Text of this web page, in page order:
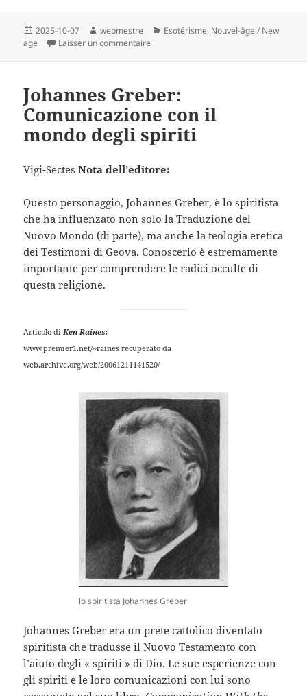
Publié
le
2025-10-07 Auteur
webmestre Catégories
Esotérisme, Nouvel-âge / New
age
Laisser un commentaire
Johannes Greber:
Comunicazione con il
mondo degli spiriti
Vigi-SectesNota dell’editore:
Questo personaggio, Johannes Greber, è lo spiritista
che ha influenzato non solo la Traduzione del
Nuovo Mondo (di parte), ma anche la teologia eretica
dei Testimoni di Geova. Conoscerlo è estremamente
importante per comprendere le radici occulte di
questa religione.
Articolo diKen Raines:
www.premier1.net/~raines recuperato da
web.archive.org/web/20061211141520/
lo spiritista Johannes Greber
Johannes Greber era un prete cattolico diventato
spiritista che tradusse il Nuovo Testamento con
l’aiuto degli « spiriti » di Dio. Le sue esperienze con
gli spiriti e le loro comunicazioni con lui sono